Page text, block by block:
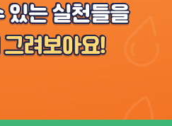
있는 실천들을
려보아요!